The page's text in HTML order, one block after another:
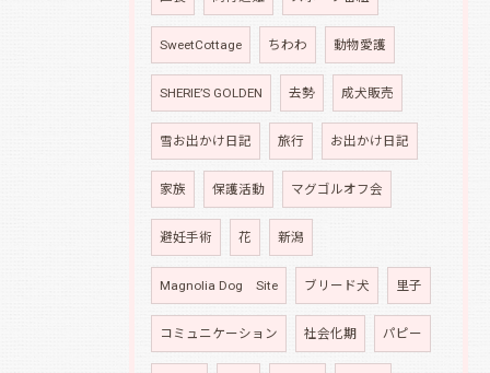
SweetCottage ちわわ 動物愛護
SHERIE’S GOLDEN 去勢 成犬販売
雪お出かけ日記 旅行 お出かけ日記
家族 保護活動 マグゴルオフ会
避妊手術 花 新潟
Magnolia Dog Site ブリード犬 里子
コミュニケーション 社会化期 パピー